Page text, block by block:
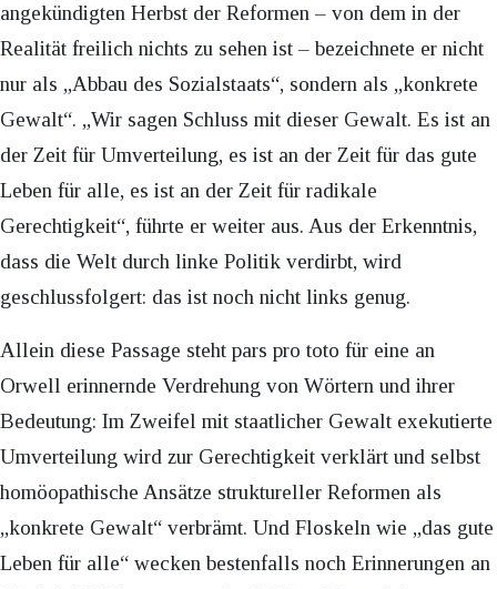
angekündigten Herbst der Reformen – von dem in der
Realität freilich nichts zu sehen ist – bezeichnete er nicht
nur als „Abbau des Sozialstaats“, sondern als „konkrete
Gewalt“. „Wir sagen Schluss mit dieser Gewalt. Es ist an
der Zeit für Umverteilung, es ist an der Zeit für das gute
Leben für alle, es ist an der Zeit für radikale
Gerechtigkeit“, führte er weiter aus. Aus der Erkenntnis,
dass die Welt durch linke Politik verdirbt, wird
geschlussfolgert: das ist noch nicht links genug.
Allein diese Passage steht pars pro toto für eine an
Orwell erinnernde Verdrehung von Wörtern und ihrer
Bedeutung: Im Zweifel mit staatlicher Gewalt exekutierte
Umverteilung wird zur Gerechtigkeit verklärt und selbst
homöopathische Ansätze struktureller Reformen als
„konkrete Gewalt“ verbrämt. Und Floskeln wie „das gute
Leben für alle“ wecken bestenfalls noch Erinnerungen an